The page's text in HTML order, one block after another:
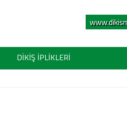
DİKİŞ İPLİKLERİ